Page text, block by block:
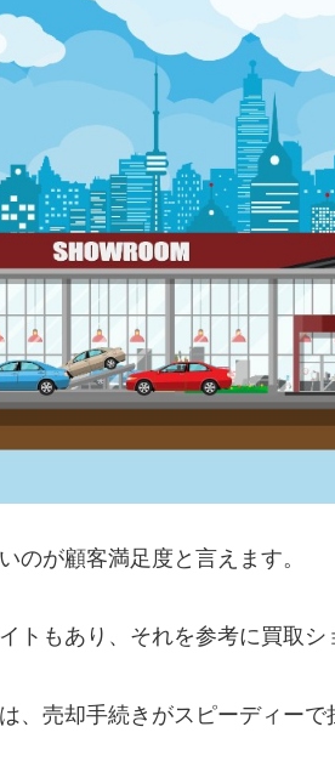
のが顧客満足度と言えます。
トもあり、それを参考に買取シ
、売却手続きがスピーディー